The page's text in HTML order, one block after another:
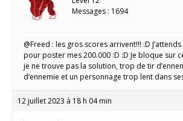
Messages : 1694
@Freed : les gros scores arrivent!!! :D
pour poster mes 200.000 :D :D Je bloque sur
je ne trouve pas la solution, trop de tir
d’ennemie et un personnage trop lent dans
12 juillet 2023 à 18 h 04 min